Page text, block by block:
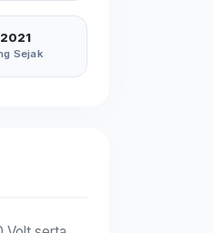
Sejak